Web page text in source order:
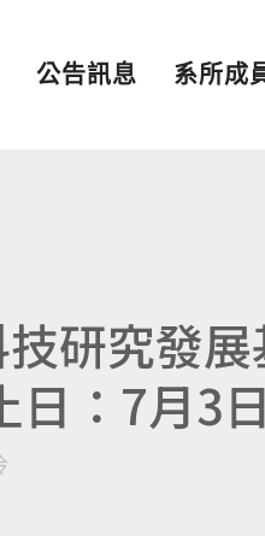
公告訊息 系所成
研究發
日：7月3日